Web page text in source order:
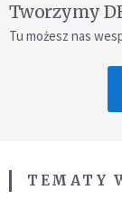
Tworzymy
Tu możesz nas
TEMATY